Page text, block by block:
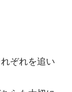
ぞれを追い